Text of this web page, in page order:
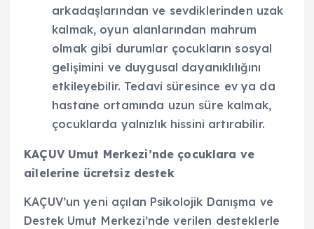
arkadaşlarından ve sevdiklerinden uzak
kalmak, oyun alanlarından mahrum
olmak gibi durumlar çocukların sosyal
gelişimini ve duygusal dayanıklılığını
etkileyebilir. Tedavi süresince ev ya da
hastane ortamında uzun süre kalmak,
çocuklarda yalnızlık hissini artırabilir.
KAÇUV Umut Merkezi’nde çocuklara ve
ailelerine ücretsiz destek
KAÇUV’un yeni açılan Psikolojik Danışma ve
Destek Umut Merkezi’nde verilen desteklerle